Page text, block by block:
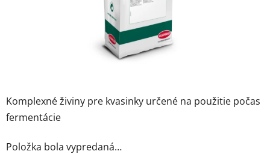
Komplexné živiny pre kvasinky určené na použitie počas
fermentácie
Položka bola vypredaná…